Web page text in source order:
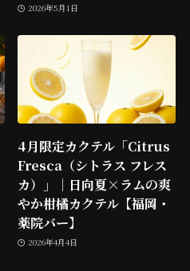
2026年5月1日
4月限定カクテル「Citrus
Fresca（シトラス フレス
カ）」｜日向夏×ラムの爽
やか柑橘カクテル【福岡・
薬院バー】
2026年4月4日